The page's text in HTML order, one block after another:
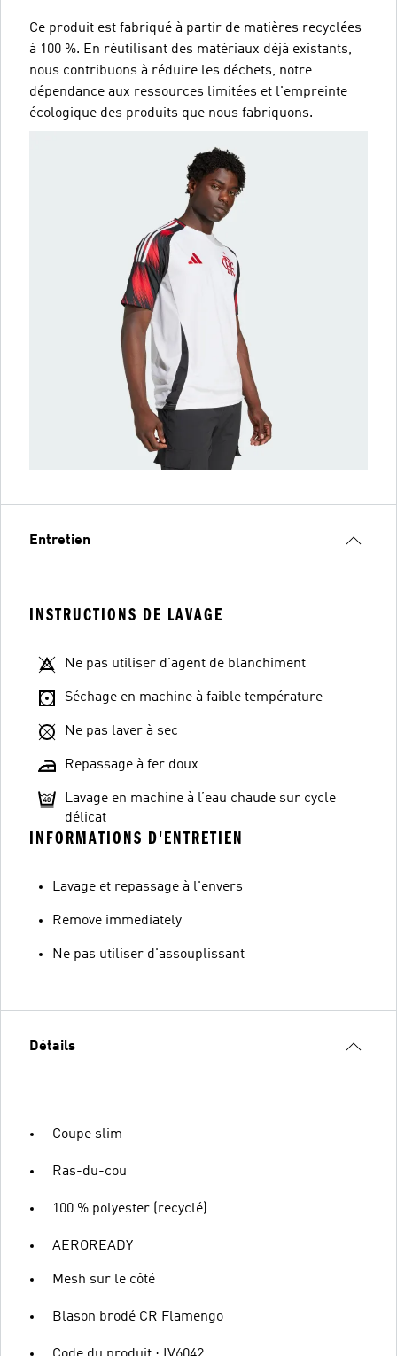
Ce produit est fabriqué à partir de matières recyclées
à 100 %. En réutilisant des matériaux déjà existants,
nous contribuons à réduire les déchets, notre
dépendance aux ressources limitées et l'empreinte
écologique des produits que nous fabriquons.
Entretien
INSTRUCTIONS DE LAVAGE
Ne pas utiliser d'agent de blanchiment
Séchage en machine à faible température
Ne pas laver à sec
Repassage à fer doux
Lavage en machine à l’eau chaude sur cycle
délicat
INFORMATIONS D'ENTRETIEN
Lavage et repassage à l'envers
Remove immediately
Ne pas utiliser d'assouplissant
Détails
Coupe slim
Ras-du-cou
100 % polyester (recyclé)
AEROREADY
Mesh sur le côté
Blason brodé CR Flamengo